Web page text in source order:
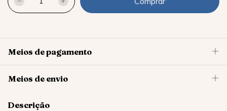
Meios de pagamento
Meios de envio
Descrição